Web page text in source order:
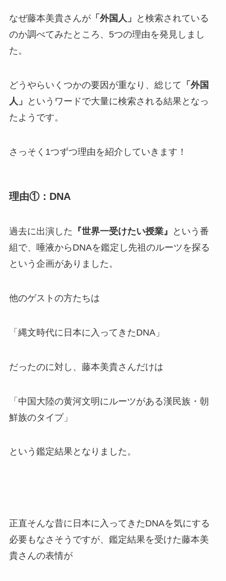
なぜ藤本美貴さんが「外国人」
と検索されている
のか調べてみたところ、5つの理由を発見しまし
た。
どうやらいくつかの要因が重なり、総じて 「外国
人」
というワードで大量に検索される結果となっ
たようです。
さっそく1つずつ理由を紹介していきます！
理由①：DNA
過去に出演した 『世界一受けたい授業』
という番
組で、唾液からDNAを鑑定し先祖のルーツを探る
という企画がありました。
他のゲストの方たちは
「縄文時代に日本に入ってきたDNA」
だったのに対し、藤本美貴さんだけは
「中国大陸の黄河文明にルーツがある漢民族・朝
鮮族のタイプ」
という鑑定結果となりました。
正直そんな昔に日本に入ってきたDNAを気にする
必要もなさそうですが、鑑定結果を受けた藤本美
貴さんの表情が